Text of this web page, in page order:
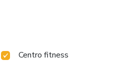
Centro fitness